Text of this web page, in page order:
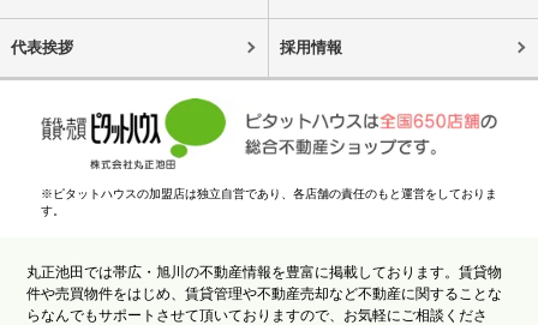
代表挨拶 採用情報
※ピタットハウスの加盟店は独立自営であり、各店舗の責任のもと運営をしておりま
す。
丸正池田では帯広・旭川の不動産情報を豊富に掲載しております。賃貸物
件や売買物件をはじめ、賃貸管理や不動産売却など不動産に関することな
らなんでもサポートさせて頂いておりますので、お気軽にご相談くださ